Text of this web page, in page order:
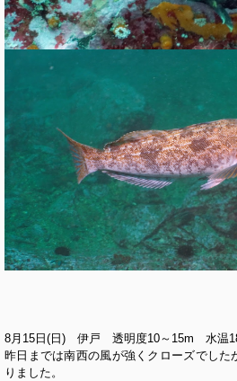
8月15日(日) 伊戸 透明度10～15m 水温
昨日までは南西の風が強くクローズでした
りました。